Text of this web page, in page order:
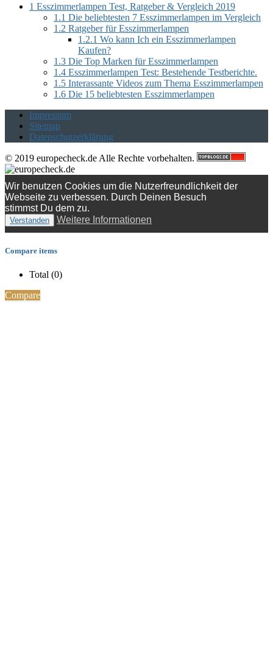
1 Esszimmerlampen Test, Ratgeber & Vergleich 2019
1.1 Die beliebtesten 7 Esszimmerlampen im Vergleich
1.2 Ratgeber für Esszimmerlampen
1.2.1 Wo kann Ich ein Esszimmerlampen
Kaufen?
1.3 Die Top Marken für Esszimmerlampen
1.4 Esszimmerlampen Test: Bestehende Testberichte.
1.5 Interassante Videos zum Thema Esszimmerlampen
1.6 Die 15 beliebtesten Esszimmerlampen
Impressum
Sitemap
Datenschutzerklärung
© 2019 europecheck.de Alle Rechte vorbehalten.
Wir benutzen Cookies um die Nutzerfreundlichkeit der
Webseite zu verbessen. Durch Deinen Besuch
stimmst Du dem zu.
Verstanden Weitere Informationen
Compare items
Total (0)
Compare